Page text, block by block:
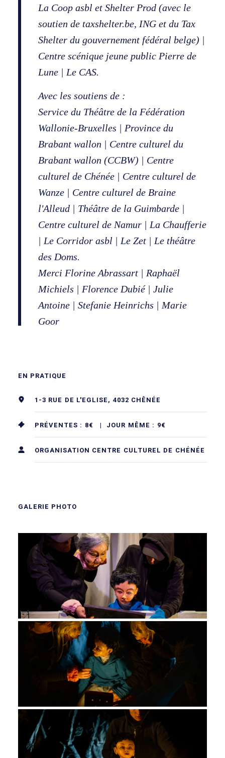
La Coop asbl et Shelter Prod (avec le
soutien de taxshelter.be, ING et du Tax
Shelter du gouvernement fédéral belge) |
Centre scénique jeune public Pierre de
Lune | Le CAS.
Avec les soutiens de :
Service du Théâtre de la Fédération
Wallonie-Bruxelles | Province du
Brabant wallon | Centre culturel du
Brabant wallon (CCBW) | Centre
culturel de Chénée | Centre culturel de
Wanze | Centre culturel de Braine
l'Alleud | Théâtre de la Guimbarde |
Centre culturel de Namur | La Chaufferie
| Le Corridor asbl | Le Zet | Le théâtre
des Doms.
Merci Florine Abrassart | Raphaël
Michiels | Florence Dubié | Julie
Antoine | Stefanie Heinrichs | Marie
Goor
EN PRATIQUE
1-3 RUE DE L'EGLISE, 4032 CHÊNÉE
PRÉVENTES : 8€ | JOUR MÊME : 9€
ORGANISATION CENTRE CULTUREL DE CHÉNÉE
GALERIE PHOTO
BARBARA BUCHMANN
BARBARA BUCHMANN